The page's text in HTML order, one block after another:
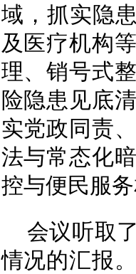
域，抓实隐
及医疗机构
理、销号式
险隐患见底
实党政同责
法与常态化
控与便民服
会议听取
情况的汇报